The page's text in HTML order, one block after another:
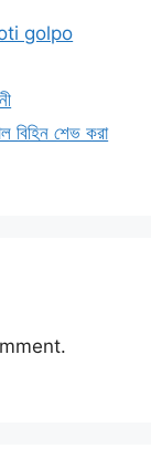
golpo
শেভ করা